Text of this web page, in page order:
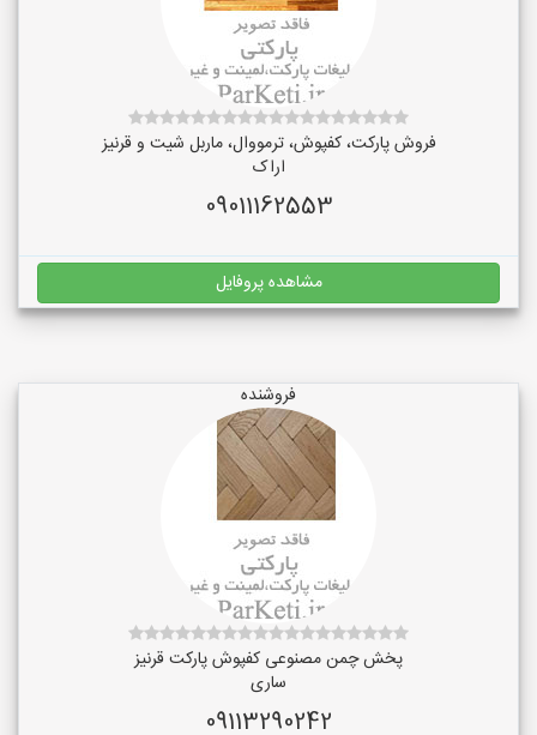
فروش پارکت، کفپوش، ترمووال، ماربل شیت و قرنیز
اراک
09011162553
مشاهده پروفایل
فروشنده
پخش چمن مصنوعی کفپوش پارکت قرنیز
ساری
09113290242